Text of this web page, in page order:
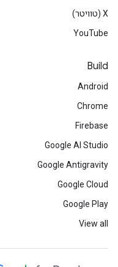
‫X (טוויטר)
YouTube
Build
Android
Chrome
Firebase
Google AI Studio
Google Antigravity
Google Cloud
Google Play
View all